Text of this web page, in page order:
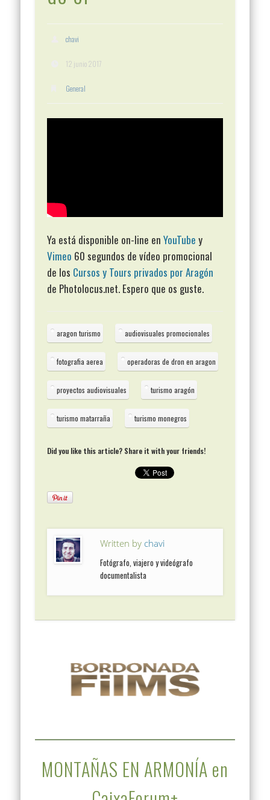
chavi
12 junio 2017
General
Ya está disponible on-line enYouTube y
Vimeo 60 segundos de vídeo promocional
de los Cursos y Tours privados por Aragón
de Photolocus.net. Espero que os guste.
aragon turismo audiovisuales promocionales
fotografia aerea operadoras de dron en aragon
proyectos audiovisuales turismo aragón
turismo matarraña turismo monegros
Did you like this article? Share it with your friends!
Written by chavi
Fotógrafo, viajero y videógrafo
documentalista
MONTAÑAS EN ARMONÍA en